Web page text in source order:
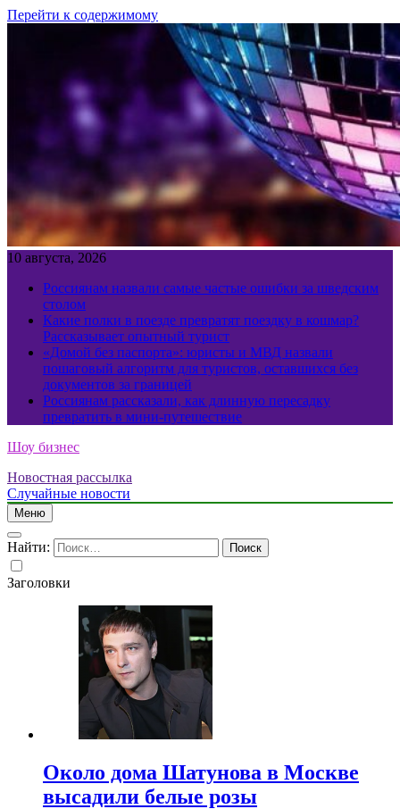
Перейти к содержимому
10 августа, 2026
Россиянам назвали самые частые ошибки за шведским
столом
Какие полки в поезде превратят поездку в кошмар?
Рассказывает опытный турист
«Домой без паспорта»: юристы и МВД назвали
пошаговый алгоритм для туристов, оставшихся без
документов за границей
Россиянам рассказали, как длинную пересадку
превратить в мини-путешествие
Шоу бизнес
Новостная рассылка
Случайные новости
Меню
Найти:
Заголовки
Около дома Шатунова в Москве
высадили белые розы